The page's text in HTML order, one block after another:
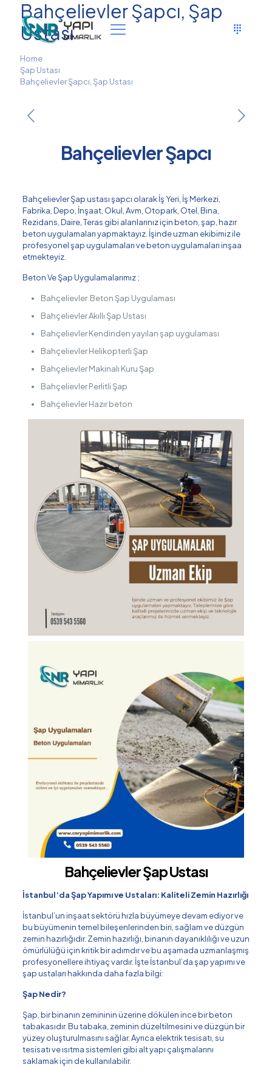
Bahçelievler Şapcı, Şap
Ustası
Home
Şap Ustası
Bahçelievler Şapcı, Şap Ustası
Bahçelievler Şapcı
Bahçelievler Şap ustası şapcı olarak İş Yeri, İş Merkezi,
Fabrika, Depo, İnşaat, Okul, Avm, Otopark, Otel, Bina,
Rezidans, Daire, Teras gibi alanlarınız için beton, şap, hazır
beton uygulamaları yapmaktayız. İşinde uzman ekibimiz ile
profesyonel şap uygulamaları ve beton uygulamaları inşaa
etmekteyiz.
Beton Ve Şap Uygulamalarımız ;
Bahçelievler Beton Şap Uygulaması
Bahçelievler Akıllı Şap Ustası
Bahçelievler Kendinden yayılan şap uygulaması
Bahçelievler Helikopterli Şap
Bahçelievler Makinalı Kuru Şap
Bahçelievler Perlitli Şap
Bahçelievler Hazır beton
Bahçelievler Şap Ustası
İstanbul’da Şap Yapımı ve Ustaları: Kaliteli Zemin Hazırlığı
İstanbul’un inşaat sektörü hızla büyümeye devam ediyor ve
bu büyümenin temel bileşenlerinden biri, sağlam ve düzgün
zemin hazırlığıdır. Zemin hazırlığı, binanın dayanıklılığı ve uzun
ömürlülüğü için kritik bir adımdır ve bu aşamada uzmanlaşmış
profesyonellere ihtiyaç vardır. İşte İstanbul’da şap yapımı ve
şap ustaları hakkında daha fazla bilgi:
Şap Nedir?
Şap, bir binanın zemininin üzerine dökülen ince bir beton
tabakasıdır. Bu tabaka, zeminin düzeltilmesini ve düzgün bir
yüzey oluşturulmasını sağlar. Ayrıca elektrik tesisatı, su
tesisatı ve ısıtma sistemleri gibi alt yapı çalışmalarını
saklamak için de kullanılabilir.